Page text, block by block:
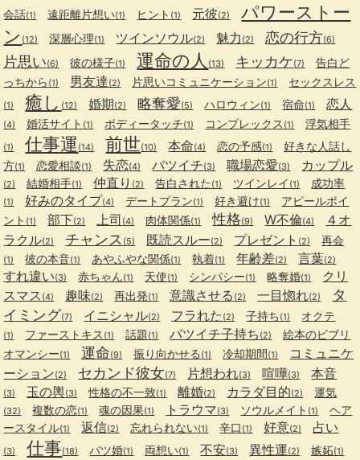
会話(1) 遠距離片想い(1) ヒント (1) 元彼(2)
パワーストー
ン (12) 深層心理(1) ツインソウル(2) 魅力 (2) 恋の行方(6)
片思い(6) 彼の様子(1) 運命の人 (13) キッカケ(7)
告白ど
っちから (1) 男友達(2) 片思いコミュニケーション(1) セックスレス
(1) 癒し (12) 婚期(2) 略奪愛(5) ハロウィン(1) 宿命(1) 恋人
(4) 婚活サイト (1) ボディータッチ(1) コンプレックス (1) 浮気相手
(1) 仕事運 (14) 前世(10) 本命(4) 恋の予感(1)
好きな人話し
方(1) 恋愛相談(1) 失恋(4) バツイチ(3) 職場恋愛(3) カップル
(2) 結婚相手(1) 仲直り (2) 告白された (1) ツインレイ (1) 成功率
(1) 好みのタイプ(4) デートプラン(1) 好き避け(1)
アピールポイ
ント (1) 部下(2) 上司 (4) 肉体関係(1) 性格(9) W不倫(4)
４オ
ラクル(2) チャンス (5) 既読スルー(2) プレゼント (2) 再会
(1) 彼の本音(1) あやふやな関係(1) 執着(1) 年齢差(2) 言葉(2)
すれ違い(3) 赤ちゃん(1) 天使(1) シンパシー(1) 略奪婚(1)
クリ
スマス (4) 趣味(2) 再出発(1) 意識させる (2) 一目惚れ(2)
タ
イミング(7) イニシャル(2) フラれた (2) 子持ち(1) オクテ
(1) ファーストキス (1) 話題(1) バツイチ子持ち (2)
絵本のビブリ
オマンシー(1) 運命(9) 振り向かせる (1) 冷却期間(1)
コミュニケ
ーション(2) セカンド彼女(7) 片想われ(3) 喧嘩(3) 本音
(3) 玉の輿(3) 性格の不一致(1) 離婚(2) カラダ目的(2) 運気
(32) 複数の恋(1) 魂の因果(1) トラウマ(3) ソウルメイト (1)
ヘア
ースタイル(1) 返信(2) 忘れられない(1) 辛口 (1) 好意(2) 占い
(3) 仕事(18) バツ婚(1) 両想い(1) 不安(3) 異性運(2) 嫉妬(1)